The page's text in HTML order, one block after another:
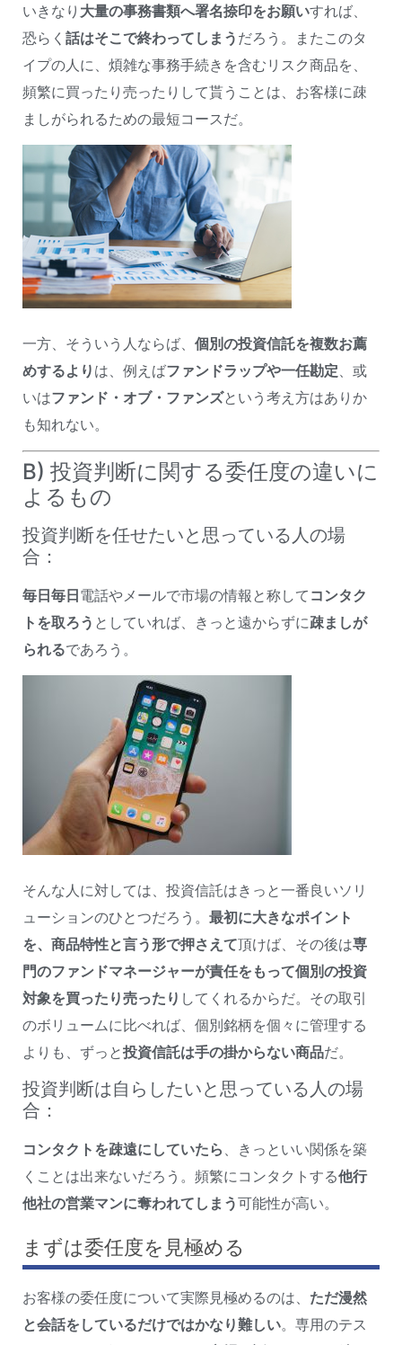
いきなり 大量の事務書類へ署名捺印をお願いすれば、
恐らく 話はそこで終わってしまう だろう。またこのタ
イプの人に、煩雑な事務手続きを含むリスク商品を、
頻繁に買ったり売ったりして貰うことは、お客様に疎
ましがられるための最短コースだ。
一方、そういう人ならば、 個別の投資信託を複数お薦
めするより は、例えばファンドラップや一任勘定 、或
いはファンド・オブ・ファンズという考え方はありか
も知れない。
B) 投資判断に関する委任度の違いに
よるもの
投資判断を任せたいと思っている人の場
合：
毎日毎日電話やメールで市場の情報と称して コンタク
トを取ろう としていれば、きっと遠からずに疎ましが
られるであろう。
そんな人に対しては、投資信託はきっと一番良いソリ
ューションのひとつだろう。 最初に大きなポイント
を、商品特性と言う形で押さえて頂けば、その後は専
門のファンドマネージャーが責任をもって個別の投資
対象を買ったり売ったり してくれるからだ。その取引
のボリュームに比べれば、個別銘柄を個々に管理する
よりも、ずっと投資信託は手の掛からない商品だ。
投資判断は自らしたいと思っている人の場
合：
コンタクトを疎遠にしていたら 、きっといい関係を築
くことは出来ないだろう。頻繁にコンタクトする他行
他社の営業マンに奪われてしまう可能性が高い。
まずは委任度を見極める
お客様の委任度について実際見極めるのは、 ただ漫然
と会話をしているだけではかなり難しい。専用のテス